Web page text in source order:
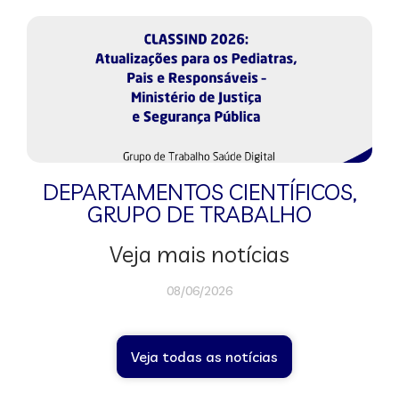
DEPARTAMENTOS CIENTÍFICOS,
GRUPO DE TRABALHO
Veja mais notícias
08/06/2026
Veja todas as notícias